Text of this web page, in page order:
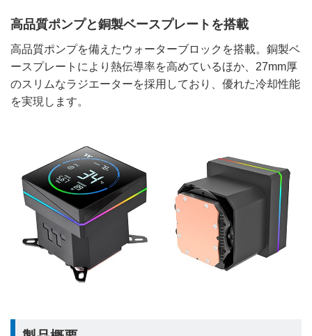
高品質ポンプと銅製ベースプレートを搭載
高品質ポンプを備えたウォーターブロックを搭載。銅製ベ
ースプレートにより熱伝導率を高めているほか、27mm厚
のスリムなラジエーターを採用しており、優れた冷却性能
を実現します。